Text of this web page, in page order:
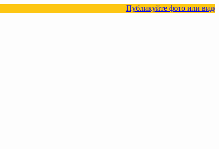
Публикуйте фото или видео с нашими